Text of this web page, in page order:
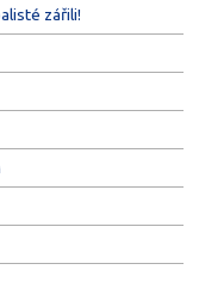
zářili!